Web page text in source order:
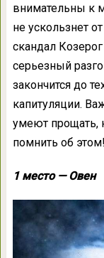
внимательны к
не ускользнет
скандал
серьезный
закончится до
капитуляции.
умеют прощать,
помнить об этом!
1 место — Овен